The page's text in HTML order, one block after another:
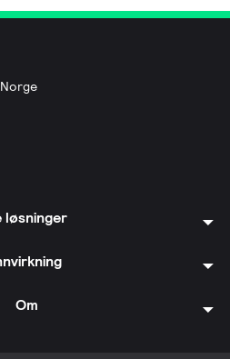
løsninger
Om